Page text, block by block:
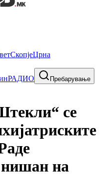
СкопјеЦрна
РАДИО Пребарување
се
нишан на